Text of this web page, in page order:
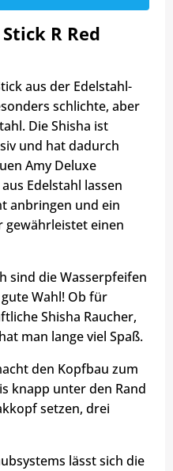
R Red
aus der Edelstahl-
schlichte, aber
Die Shisha ist
und hat dadurch
Amy Deluxe
Edelstahl lassen
anbringen und ein
gewährleistet einen
sind die Wasserpfeifen
Wahl! Ob für
Shisha Raucher,
man lange viel Spaß.
den Kopfbau zum
knapp unter den Rand
setzen, drei
lässt sich die